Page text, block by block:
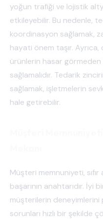
yoğun trafiği ve lojistik
etkileyebilir. Bu nedenle,
koordinasyon sağlamak,
hayati önem taşır.
ürünlerin hasar görmeden
sağlamalıdır. Tedarik
sağlamak, işletmelerin
hale getirebilir.
Müşteri memnuniyeti,
başarının anahtarıdır. İyi
müşterilerin deneyimlerini
sorunları hızlı bir şekilde